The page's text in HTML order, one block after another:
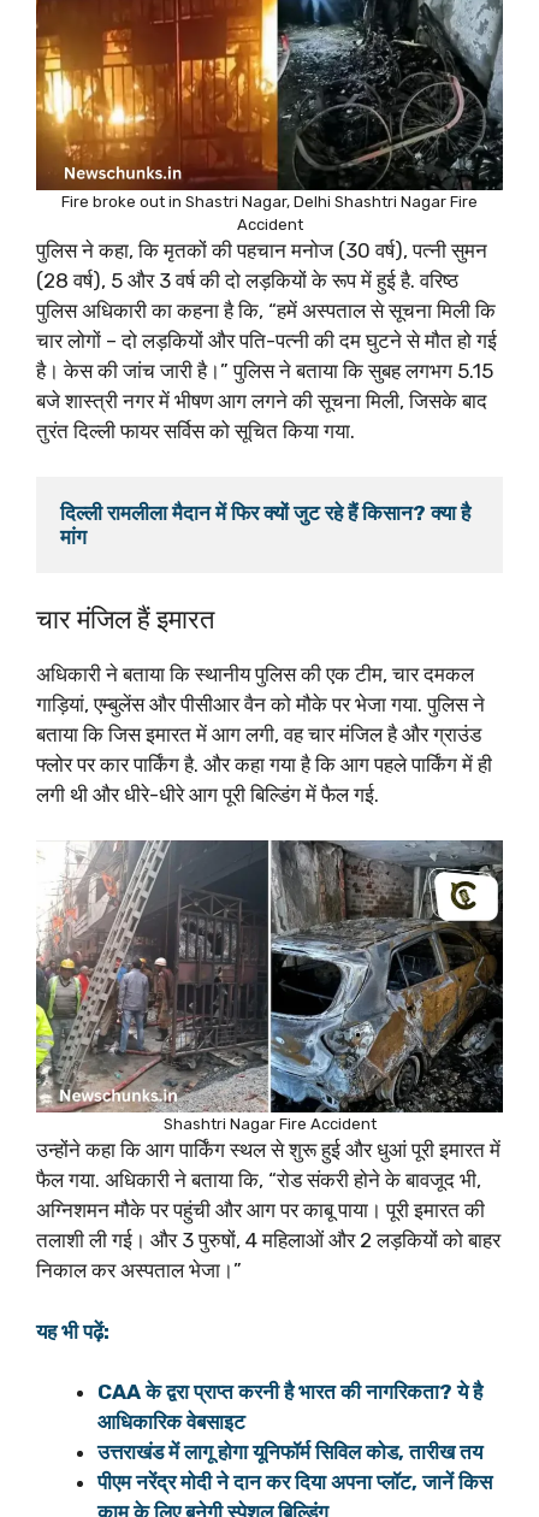
Fire broke out in Shastri Nagar, Delhi Shashtri Nagar Fire
Accident
पुलिस ने कहा, कि मृतकों की पहचान मनोज (30 वर्ष), पत्नी सुमन
(28 वर्ष), 5 और 3 वर्ष की दो लड़कियों के रूप में हुई है. वरिष्ठ
पुलिस अधिकारी का कहना है कि, “हमें अस्पताल से सूचना मिली कि
चार लोगों – दो लड़कियों और पति-पत्नी की दम घुटने से मौत हो गई
है। केस की जांच जारी है।” पुलिस ने बताया कि सुबह लगभग 5.15
बजे शास्त्री नगर में भीषण आग लगने की सूचना मिली, जिसके बाद
तुरंत दिल्ली फायर सर्विस को सूचित किया गया.
दिल्ली रामलीला मैदान में फिर क्यों जुट रहे हैं किसान? क्या है
चार मंजिल हैं इमारत
अधिकारी ने बताया कि स्थानीय पुलिस की एक टीम, चार दमकल
गाड़ियां, एम्बुलेंस और पीसीआर वैन को मौके पर भेजा गया. पुलिस ने
बताया कि जिस इमारत में आग लगी, वह चार मंजिल है और ग्राउंड
फ्लोर पर कार पार्किंग है. और कहा गया है कि आग पहले पार्किंग में ही
लगी थी और धीरे-धीरे आग पूरी बिल्डिंग में फैल गई.
Shashtri Nagar Fire Accident
उन्होंने कहा कि आग पार्किंग स्थल से शुरू हुई और धुआं पूरी इमारत में
फैल गया. अधिकारी ने बताया कि, “रोड संकरी होने के बावजूद भी,
अग्निशमन मौके पर पहुंची और आग पर काबू पाया। पूरी इमारत की
तलाशी ली गई। और 3 पुरुषों, 4 महिलाओं और 2 लड़कियों को बाहर
निकाल कर अस्पताल भेजा।”
यह भी पढ़ें:
CAA के द्वरा प्राप्त करनी है भारत की नागरिकता? ये है
आधिकारिक वेबसाइट
उत्तराखंड में लागू होगा यूनिफॉर्म सिविल कोड, तारीख तय
पीएम नरेंद्र मोदी ने दान कर दिया अपना प्लॉट, जानें किस